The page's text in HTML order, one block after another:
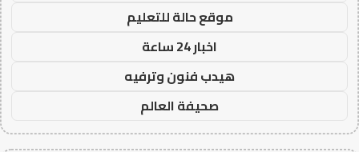
موقع حالة للتعليم
اخبار 24 ساعة
هيدب فنون وترفيه
صحيفة العالم